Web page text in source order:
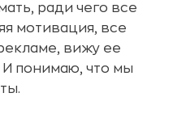
ради чего все
мотивация, все
вижу ее
И понимаю, что мы